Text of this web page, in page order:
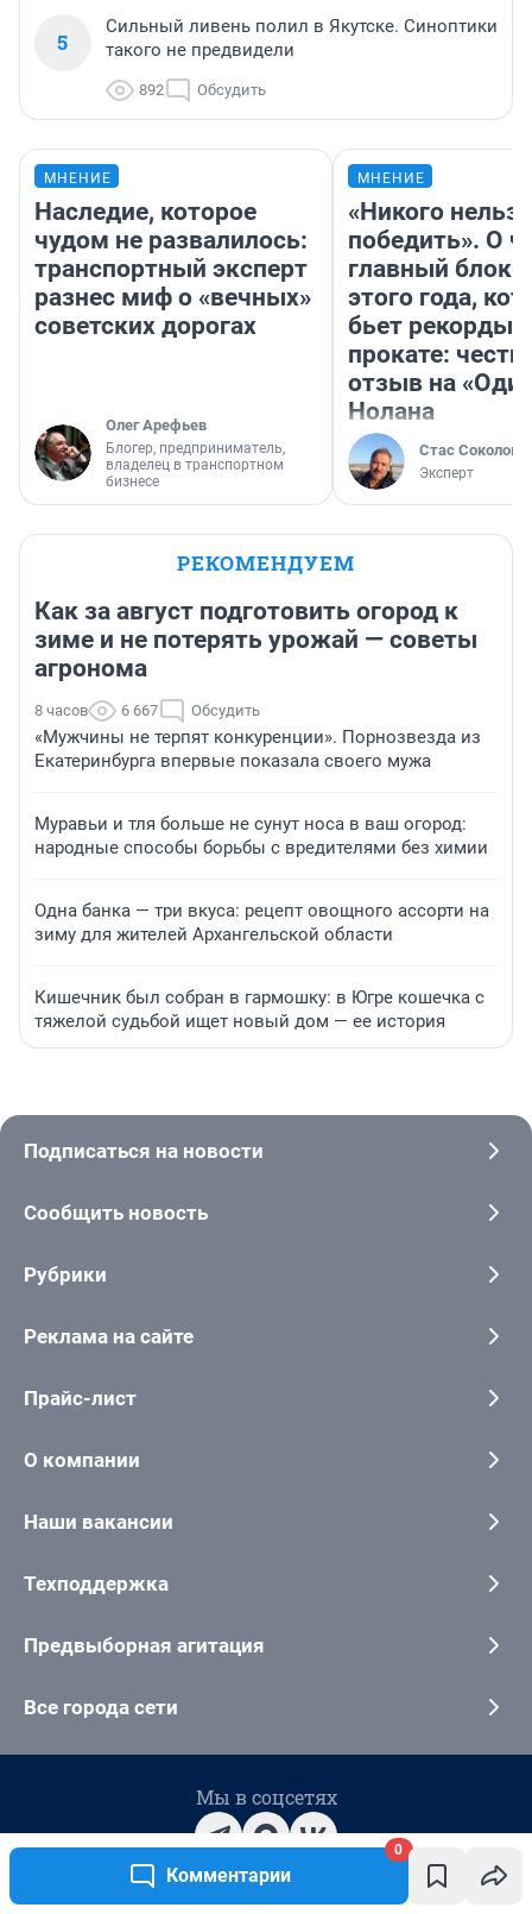
Комментарии
0
5
Сильный ливень полил в Якутске. Синоптики
такого не предвидели
892 Обсудить
МНЕНИЕ
Наследие, которое
чудом не развалилось:
транспортный эксперт
разнес миф о «вечных»
советских дорогах
Олег Арефьев
Блогер, предприниматель,
владелец в транспортном
бизнесе
МНЕНИЕ
«Никого нельзя
победить». О
главный
этого года,
бьет рекорды в
прокате:
отзыв на
Нолана
Стас Соколов
Эксперт
РЕКОМЕНДУЕМ
Как за август подготовить огород к
зиме и не потерять урожай — советы
агронома
8 часов 6 667 Обсудить
«Мужчины не терпят конкуренции». Порнозвезда из
Екатеринбурга впервые показала своего мужа
Муравьи и тля больше не сунут носа в ваш огород:
народные способы борьбы с вредителями без химии
Одна банка — три вкуса: рецепт овощного ассорти на
зиму для жителей Архангельской области
Кишечник был собран в гармошку: в Югре кошечка с
тяжелой судьбой ищет новый дом — ее история
Подписаться на новости
Сообщить новость
Рубрики
Реклама на сайте
Прайс-лист
О компании
Наши вакансии
Техподдержка
Предвыборная агитация
Все города сети
Мы в соцсетях
Контактные данные для Роскомнадзора и государственных органов